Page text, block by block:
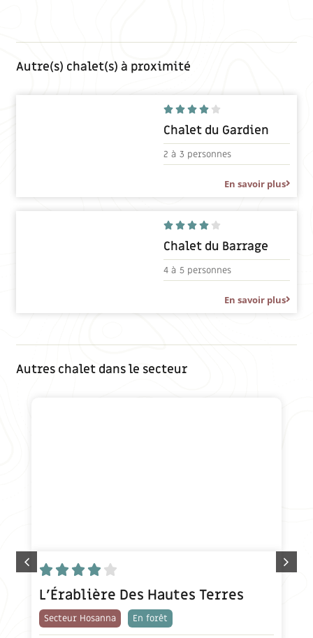
Autre(s) chalet(s) à proximité
    
Chalet du Gardien
2 à 3 personnes
En savoir plus
    
Chalet du Barrage
4 à 5 personnes
En savoir plus
Autres chalet dans le secteur
    
L’Érablière Des Hautes Terres
Secteur Hosanna En forêt